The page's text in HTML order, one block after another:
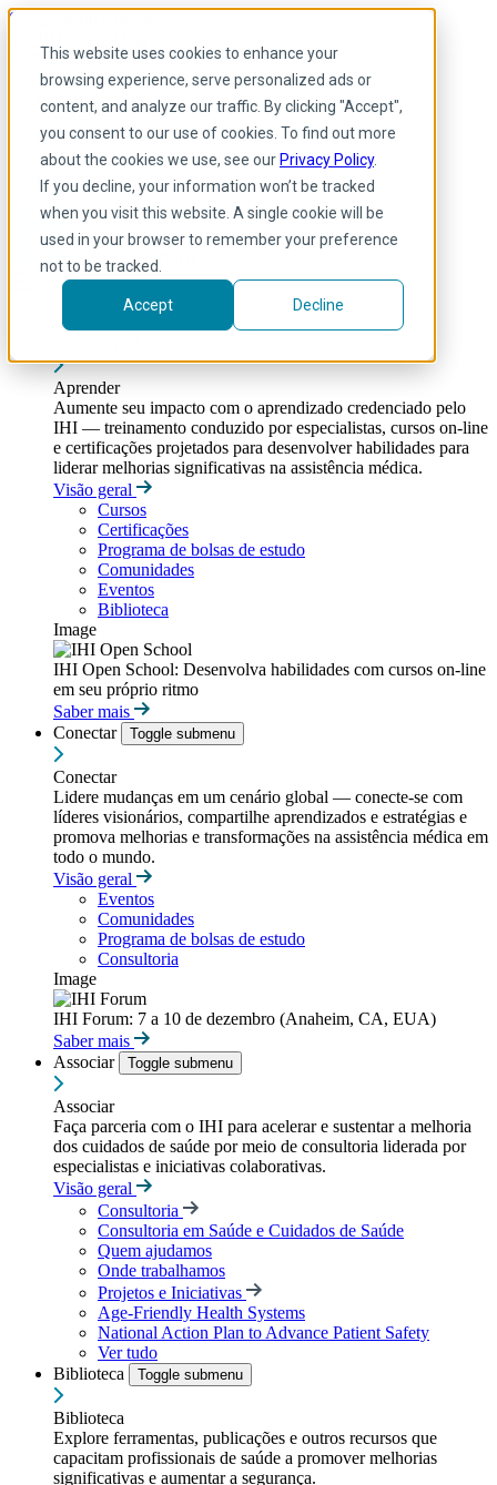
This website uses cookies to enhance your
browsing experience, serve personalized ads or
content, and analyze our traffic. By clicking "Accept",
you consent to our use of cookies. To find out more
about the cookies we use, see our Privacy Policy.
If you decline, your information won’t be tracked
when you visit this website. A single cookie will be
used in your browser to remember your preference
not to be tracked.
Accept Decline
Skip to main content
Portuguese
Arabic
Inglês
Francês
Portuguese
Spanish
Aprender
Aumente seu impacto com o aprendizado credenciado pelo
IHI — treinamento conduzido por especialistas, cursos on-line
e certificações projetados para desenvolver habilidades para
liderar melhorias significativas na assistência médica.
Visão geral
Cursos
Certificações
Programa de bolsas de estudo
Comunidades
Eventos
Biblioteca
Image
IHI Open School: Desenvolva habilidades com cursos on-line
em seu próprio ritmo
Saber mais
Conectar
Toggle submenu
Conectar
Lidere mudanças em um cenário global — conecte-se com
líderes visionários, compartilhe aprendizados e estratégias e
promova melhorias e transformações na assistência médica em
todo o mundo.
Visão geral
Eventos
Comunidades
Programa de bolsas de estudo
Consultoria
Image
IHI Forum: 7 a 10 de dezembro (Anaheim, CA, EUA)
Saber mais
Associar
Toggle submenu
Associar
Faça parceria com o IHI para acelerar e sustentar a melhoria
dos cuidados de saúde por meio de consultoria liderada por
especialistas e iniciativas colaborativas.
Visão geral
Consultoria
Consultoria em Saúde e Cuidados de Saúde
Quem ajudamos
Onde trabalhamos
Projetos e Iniciativas
Age-Friendly Health Systems
National Action Plan to Advance Patient Safety
Ver tudo
Biblioteca
Toggle submenu
Biblioteca
Explore ferramentas, publicações e outros recursos que
capacitam profissionais de saúde a promover melhorias
significativas e aumentar a segurança.